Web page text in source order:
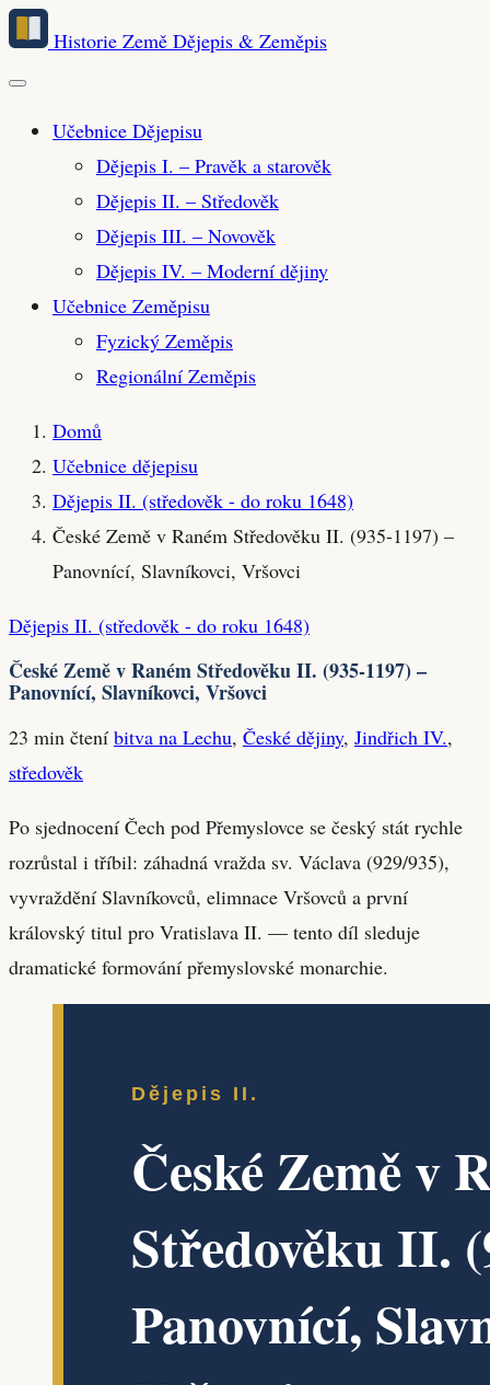
Přeskočit
hlavní
obsah
Historie Země Dějepis & Zeměpis
Učebnice Dějepisu
Dějepis I. – Pravěk a starověk
Dějepis II. – Středověk
Dějepis III. – Novověk
Dějepis IV. – Moderní dějiny
Učebnice Zeměpisu
Fyzický Zeměpis
Regionální Zeměpis
Domů
Učebnice dějepisu
Dějepis II. (středověk - do roku 1648)
České Země v Raném Středověku II. (935-1197) –
Panovnící, Slavníkovci, Vršovci
Dějepis II. (středověk - do roku 1648)
České Země v Raném Středověku II. (935-1197) –
Panovnící, Slavníkovci, Vršovci
23 min čtení bitva na Lechu, České dějiny, Jindřich IV.,
středověk
Po sjednocení Čech pod Přemyslovce se český stát rychle
rozrůstal i tříbil: záhadná vražda sv. Václava (929/935),
vyvraždění Slavníkovců, elimnace Vršovců a první
královský titul pro Vratislava II. — tento díl sleduje
dramatické formování přemyslovské monarchie.